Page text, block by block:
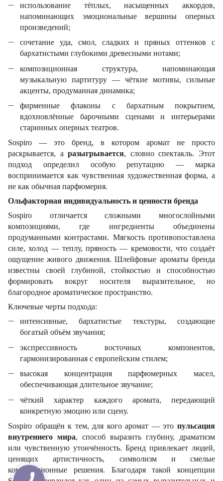
использование тёплых, насыщенных аккордов,
напоминающих эмоциональные вершины оперных
произведений;
сочетание уда, смол, сладких и пряных оттенков с
бархатистыми глубокими древесными нотами;
композиционная структура, напоминающая
музыкальную партитуру — чёткие мотивы, сильные
акценты, продуманная динамика;
фирменные флаконы с бархатным покрытием,
вдохновлённые барочными сценами и интерьерами
старинных оперных театров.
Sospiro — это бренд, в котором аромат не просто
раскрывается, аразыгрывается, словно спектакль. Этот
подход определил особую репутацию — марка
воспринимается как чувственная художественная форма, а
не как обычная парфюмерия.
Ольфакторная индивидуальность и ценности бренда
Sospiro отличается сложными многослойными
композициями, где ингредиенты объединены
продуманными контрастами. Мягкость противопоставлена
силе, холод — теплу, пряность — кремовости, что создаёт
ощущение живого движения. Шлейфовые ароматы бренда
известны своей глубиной, стойкостью и способностью
формировать вокруг носителя выразительное, но
благородное ароматическое пространство.
Ключевые черты подхода:
интенсивные, бархатистые текстуры, создающие
богатый объём звучания;
экспрессивность восточных компонентов,
гармонизированная с европейским стилем;
высокая концентрация парфюмерных масел,
обеспечивающая длительное звучание;
чёткий характер каждого аромата, передающий
конкретную эмоцию или сцену.
Sospiro обращён к тем, для кого аромат — это пульсация
внутреннего мира, способ выразить глубину, драматизм
или чувственную утончённость. Бренд привлекает людей,
ценящих артистичность, символизм и смелые
композиционные решения. Благодаря такой концепции